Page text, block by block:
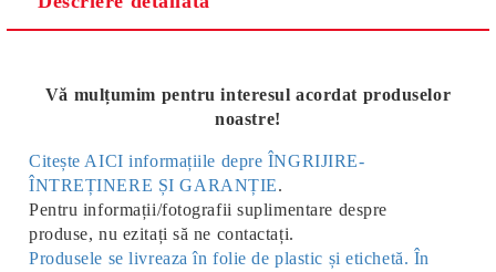
Vă mulțumim pentru interesul acordat produselor
noastre!
Citește AICI informațiile depre ÎNGRIJIRE-
ÎNTREȚINERE ȘI GARANȚIE.
Pentru informații/fotografii suplimentare despre
produse, nu ezitați să ne contactați.
Produsele se livreaza în folie de plastic și etichetă. În